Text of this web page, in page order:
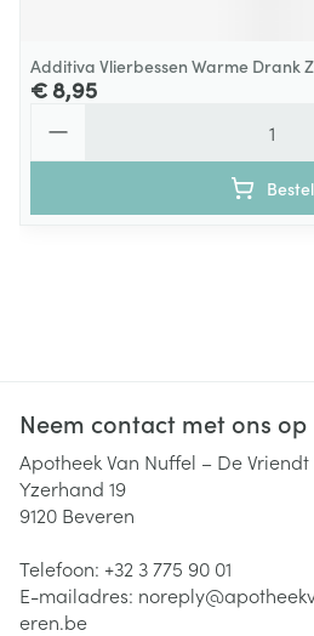
Additiva Vlierbessen Warme Drank
€ 8,95
Bestel
Neem contact met ons op
Apotheek Van Nuffel – De
Yzerhand 19
9120 Beveren
Telefoon: +32 3 775 90 01
E-mailadres: noreply@
eren.be